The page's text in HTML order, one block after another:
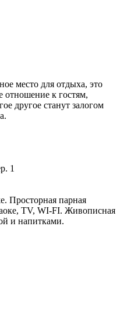
место для отдыха, это
отношение к гостям,
другое станут залогом
1
Просторная парная
TV, WI-FI. Живописная
и напитками.